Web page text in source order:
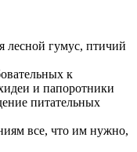
лесной гумус, птичий
к
и папоротники
питательных
все, что им нужно,